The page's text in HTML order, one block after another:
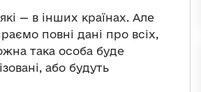
— в інших країнах. Але
повні дані про всіх,
така особа буде
або будуть